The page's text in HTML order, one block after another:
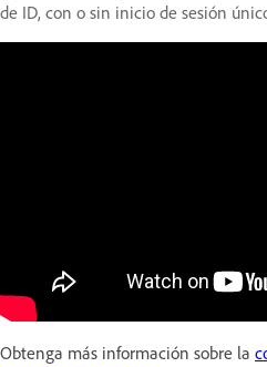
de ID, con o sin inicio de sesión
Obtenga más información sobre la